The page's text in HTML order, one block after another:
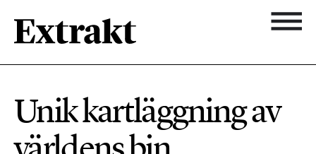
Biologisk mångfald
Hållbara städer
Nyhetsbrev
900 ARTIKLAR
584 ARTIKLAR
Hållbara städer
Unik kartläggning av